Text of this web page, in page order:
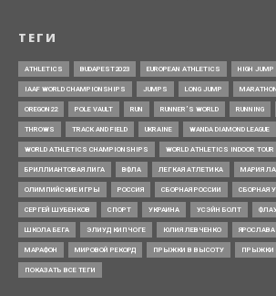
ТЕГИ
ATHLETICS BUDAPEST2023 EUROPEAN ATHLETICS HIGH JUMP
IAAF WORLD CHAMPIONSHIPS JUMPS LONG JUMP MARATHON
OREGON22 POLE VAULT RUN RUNNER’S WORLD RUNNING
THROWS TRACK AND FIELD UKRAINE WANDA DIAMOND LEAGUE
WORLD ATHLETICS CHAMPIONSHIPS WORLD ATHLETICS INDOOR TOUR
БРИЛЛИАНТОВАЯ ЛИГА ВФЛА ЛЕГКАЯ АТЛЕТИКА МАРИЯ
ОЛИМПИЙСКИЕ ИГРЫ РОССИЯ СБОРНАЯ РОССИИ СБОРНАЯ
СЕРГЕЙ ШУБЕНКОВ СПОРТ УКРАИНА УСЭЙН БОЛТ
ШКОЛА БЕГА ЭЛИУД КИПЧОГЕ ЮЛИЯ ЛЕВЧЕНКО
МАРАФОН МИРОВОЙ РЕКОРД ПРЫЖКИ В ВЫСОТУ ПРЫЖКИ
ПОКАЗАТЬ ВСЕ ТЕГИ